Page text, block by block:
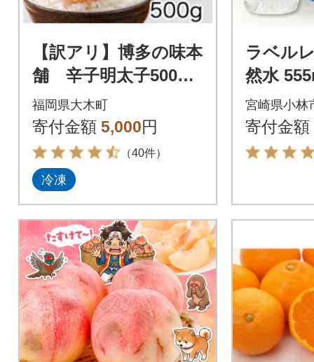
【訳アリ】博多の味本
舗 辛子明太子500g
【無着色】(大木町)(S
T)CU028-S
福岡県大木町
寄付金額 5,000円
（40件）
冷凍
ラベル
然水
カ水 ミ
ター
宮崎県小林
寄付金額